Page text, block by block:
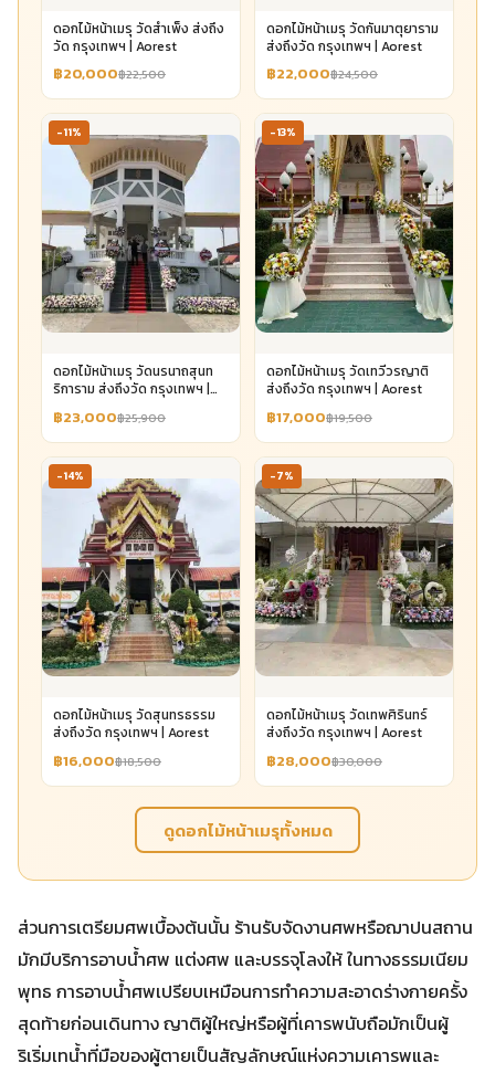
ดอกไม้หน้าเมรุ วัดสำเพ็ง ส่งถึง
วัด กรุงเทพฯ | Aorest
฿20,000฿22,500
ดอกไม้หน้าเมรุ วัดกันมาตุยาราม
ส่งถึงวัด กรุงเทพฯ | Aorest
฿22,000฿24,500
-11%
ดอกไม้หน้าเมรุ วัดนรนาถสุนท
ริการาม ส่งถึงวัด กรุงเทพฯ |
฿23,000฿25,900
-13%
ดอกไม้หน้าเมรุ วัดเทวีวรญาติ
ส่งถึงวัด กรุงเทพฯ | Aorest
฿17,000฿19,500
-14%
ดอกไม้หน้าเมรุ วัดสุนทรธรรม
ส่งถึงวัด กรุงเทพฯ | Aorest
฿16,000฿18,500
-7%
ดอกไม้หน้าเมรุ วัดเทพศิรินทร์
ส่งถึงวัด กรุงเทพฯ | Aorest
฿28,000฿30,000
ดูดอกไม้หน้าเมรุทั้งหมด
ส่วนการเตรียมศพเบื้องต้นนั้น ร้านรับจัดงานศพหรือฌาปนสถาน
มักมีบริการอาบน้ำศพ แต่งศพ และบรรจุโลงให้ ในทางธรรมเนียม
พุทธ การอาบน้ำศพเปรียบเหมือนการทำความสะอาดร่างกายครั้ง
สุดท้ายก่อนเดินทาง ญาติผู้ใหญ่หรือผู้ที่เคารพนับถือมักเป็นผู้
ริเริ่มเทน้ำที่มือของผู้ตายเป็นสัญลักษณ์แห่งความเคารพและ